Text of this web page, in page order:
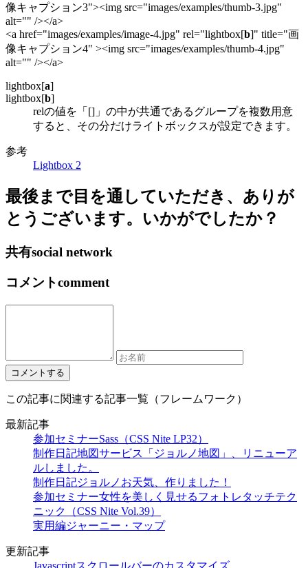
像キャプション3"><img src="images/examples/thumb-3.jpg"
alt="" /></a>
<a href="images/examples/image-4.jpg" rel="lightbox[b]" title="画
像キャプション4" ><img src="images/examples/thumb-4.jpg"
alt="" /></a>
lightbox[a]
lightbox[b]
relの値を「[]」の中が共通であるグループを複数用意
すると、その分だけライトボックスが設定できます。
参考
Lightbox 2
最後まで目を通していただき、ありが
とうございます。いかがでしたか？
共有social network
コメントcomment
この記事に関連する記事一覧（フレームワーク）
最新記事
参加セミナーSass（CSS Nite LP32）
制作日記地図サービス「ジョルノ地図」、リニューア
ルしました。
制作日記ジョルノお天気、作りました！
参加セミナー女性を美しく見せるフォトレタッチテク
ニック（CSS Nite Vol.39）
実用編ジャーニー・マップ
更新記事
Javascriptスクロールバーのカスタマイズ